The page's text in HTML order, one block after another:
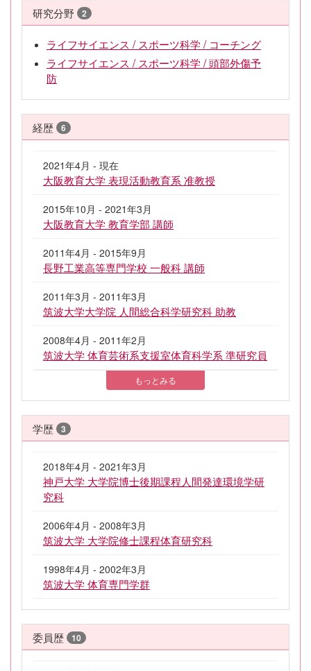
研究分野 2
ライフサイエンス / スポーツ科学 / コーチング
ライフサイエンス / スポーツ科学 / 頭部外傷予
防
経歴 6
2021年4月 - 現在
大阪教育大学 表現活動教育系 准教授
2015年10月 - 2021年3月
大阪教育大学 教育学部 講師
2011年4月 - 2015年9月
長野工業高等専門学校 一般科 講師
2011年3月 - 2011年3月
筑波大学大学院 人間総合科学研究科 助教
2008年4月 - 2011年2月
筑波大学 体育芸術系支援室体育科学系 準研究員
もっとみる
学歴 3
2018年4月 - 2021年3月
神戸大学 大学院博士後期課程人間発達環境学研
究科
2006年4月 - 2008年3月
筑波大学 大学院修士課程体育研究科
1998年4月 - 2002年3月
筑波大学 体育専門学群
委員歴 10